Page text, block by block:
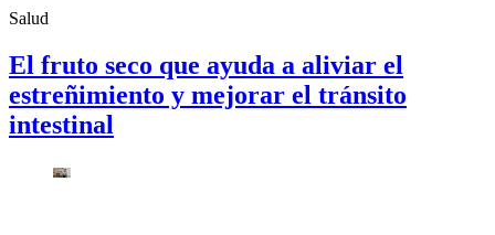
Salud
El fruto seco que ayuda a aliviar el
estreñimiento y mejorar el tránsito
intestinal